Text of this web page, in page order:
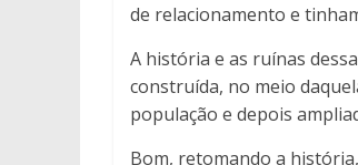
de relacionamento e
A história e as ruínas
construída, no meio
população e depois
Bom, retomando a